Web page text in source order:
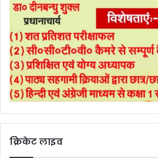
क्रिकेट लाइव